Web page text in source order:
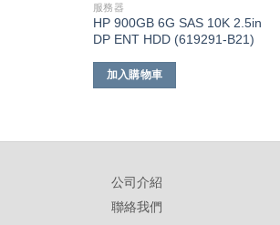
服務器
HP 900GB 6G SAS 10K 2.5in
DP ENT HDD (619291-B21)
加入購物車
公司介紹
聯絡我們